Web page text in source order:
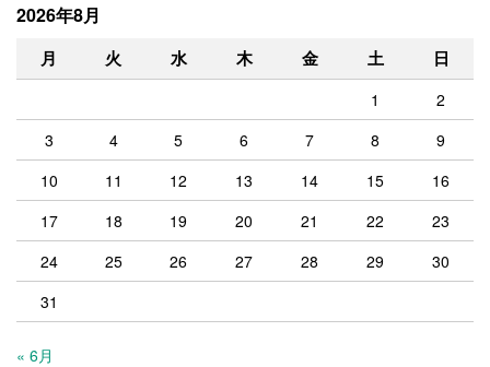
2026年8月
月 火 水 木 金 土 日
1
2
3
4 5 6 7 8
9
10
11 12 13 14 15
16
17
18 19 20 21 22
23
24
25 26 27 28 29
30
31
« 6月